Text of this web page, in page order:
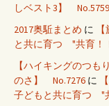
しベスト3】
2017奥駈まとめ に
と共に育つ "共育！
【ハイキングのつも
のさ】 No.7276 に
子どもと共に育つ "